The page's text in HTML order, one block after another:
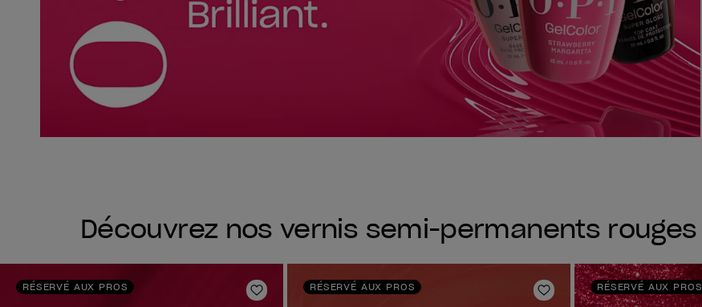
Découvrez nos vernis semi-permanents rouges
RÉSERVÉ AUX PROS
Ajouter aux favoris
RÉSERVÉ AUX PROS
Ajouter aux favoris
RÉSERVÉ AUX PROS